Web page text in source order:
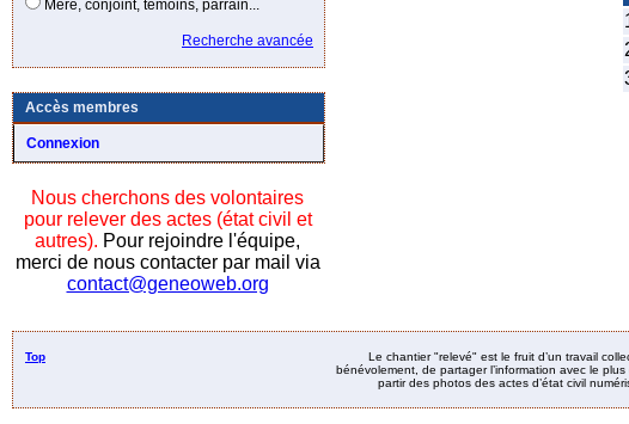
Mère, conjoint, témoins, parrain...
Recherche avancée
Accès membres
Connexion
Nous cherchons des volontaires
pour relever des actes (état civil et
autres). Pour rejoindre l'équipe,
merci de nous contacter par mail via
contact@geneoweb.org
Top
Le chantier "relevé" est le fruit d’un travail
bénévolement, de partager l’information avec le
partir des photos des actes d’état civil